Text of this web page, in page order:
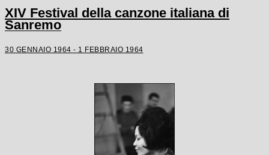
XIV Festival della canzone italiana di
Sanremo
30 GENNAIO 1964 - 1 FEBBRAIO 1964